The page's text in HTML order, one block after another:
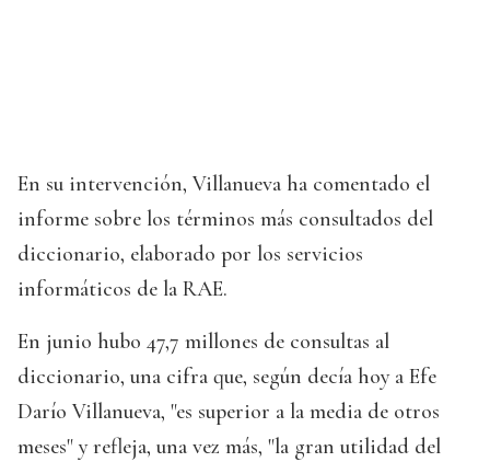
En su intervención, Villanueva ha comentado el
informe sobre los términos más consultados del
diccionario, elaborado por los servicios
informáticos de la RAE.
En junio hubo 47,7 millones de consultas al
diccionario, una cifra que, según decía hoy a Efe
Darío Villanueva, "es superior a la media de otros
meses" y refleja, una vez más, "la gran utilidad del